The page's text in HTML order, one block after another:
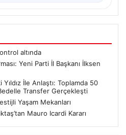
altında
Yeni Parti İl Başkanı İlksen
İle Anlaştı: Toplamda 50
Transfer Gerçekleşti
Yaşam Mekanları
Mauro Icardi Kararı